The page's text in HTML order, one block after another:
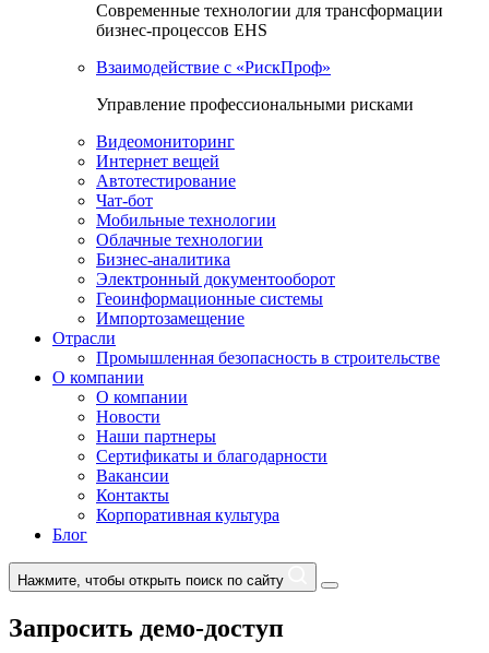
Современные технологии для трансформации
бизнес-процессов EHS
Взаимодействие с «РискПроф»
Управление профессиональными рисками
Видеомониторинг
Интернет вещей
Автотестирование
Чат-бот
Мобильные технологии
Облачные технологии
Бизнес-аналитика
Электронный документооборот
Геоинформационные системы
Импортозамещение
Отрасли
Промышленная безопасность в строительстве
О компании
О компании
Новости
Наши партнеры
Сертификаты и благодарности
Вакансии
Контакты
Корпоративная культура
Блог
Нажмите, чтобы открыть поиск по сайту
Запросить демо-доступ